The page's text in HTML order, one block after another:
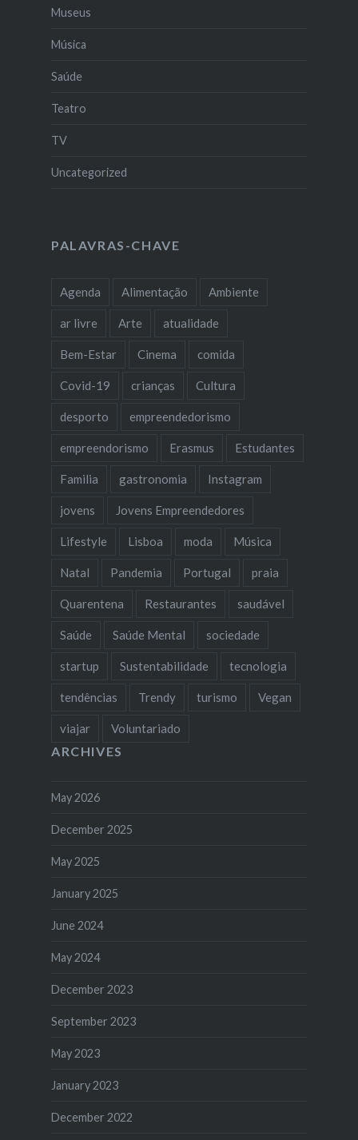
Museus
Música
Saúde
Teatro
TV
Uncategorized
PALAVRAS-CHAVE
Agenda Alimentação Ambiente
ar livre Arte atualidade
Bem-Estar Cinema comida
Covid-19 crianças Cultura
desporto empreendedorismo
empreendorismo Erasmus Estudantes
Familia gastronomia Instagram
jovens Jovens Empreendedores
Lifestyle Lisboa moda Música
Natal Pandemia Portugal praia
Quarentena Restaurantes saudável
Saúde Saúde Mental sociedade
startup Sustentabilidade tecnologia
tendências Trendy turismo Vegan
viajar Voluntariado
ARCHIVES
May 2026
December 2025
May 2025
January 2025
June 2024
May 2024
December 2023
September 2023
May 2023
January 2023
December 2022